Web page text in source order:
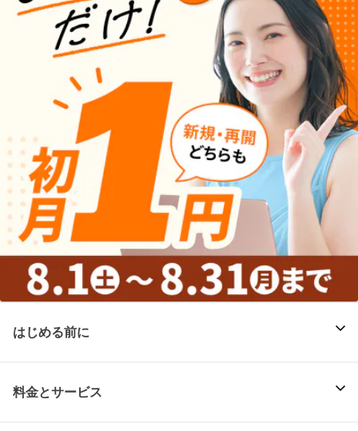
はじめる前に
料金とサービス